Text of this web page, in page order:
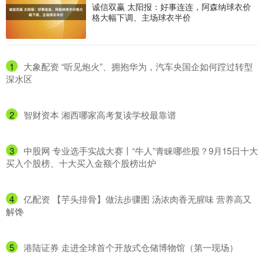
诚信双赢 太阳报：好事连连，阿森纳球衣价
格大幅下调、主场球衣半价
1
​大象配资 “听见炮火”、拥抱华为，汽车央国企如何蹚过转型
深水区
2 ​智财资本 湘西哪家高考复读学校最靠谱
3
​中股网 专业选手实战大赛丨“牛人”青睐哪些股？9月15日十大
买入个股榜、十大买入金额个股榜出炉
4
​亿配资 【芋头排骨】做法步骤图 汤浓肉香无腥味 营养高又
解馋
5 ​港陆证券 走进全球首个开放式仓储博物馆（第一现场）